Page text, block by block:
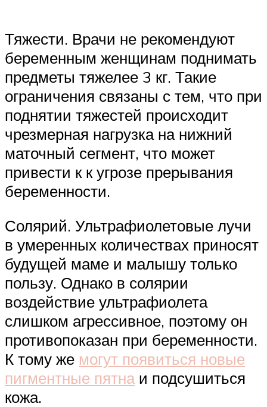
Тяжести. Врачи не рекомендуют
беременным женщинам поднимать
предметы тяжелее 3 кг. Такие
ограничения связаны с тем, что при
поднятии тяжестей происходит
чрезмерная нагрузка на нижний
маточный сегмент, что может
привести к к угрозе прерывания
беременности.
Солярий. Ультрафиолетовые лучи
в умеренных количествах приносят
будущей маме и малышу только
пользу. Однако в солярии
воздействие ультрафиолета
слишком агрессивное, поэтому он
противопоказан при беременности.
К тому же могут появиться новые
пигментные пятна и подсушиться
кожа.